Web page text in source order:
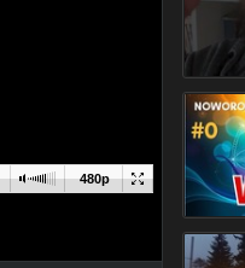
480p